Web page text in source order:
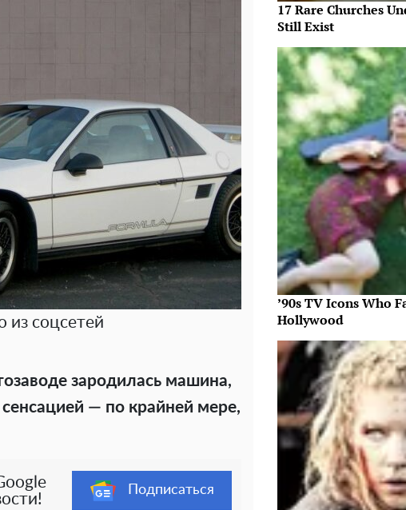
из соцсетей
зародилась машина,
— по крайней мере,
Подписаться
17 Rare Churches
Still Exist
’90s TV Icons Who
Hollywood